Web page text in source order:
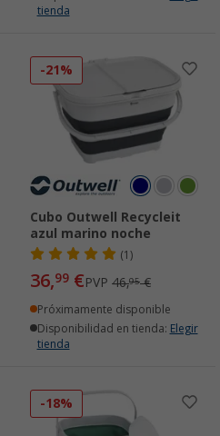
tienda
-21%
Cubo Outwell Recycleit
azul marino noche
(1)
36,99 €PVP 46,95€
Próximamente disponible
Disponibilidad en tienda: Elegir
tienda
-18%